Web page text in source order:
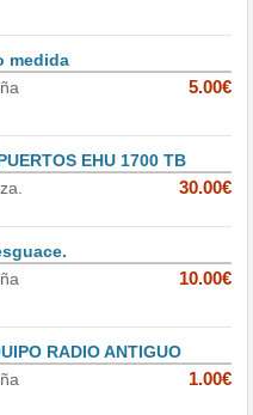
medida
5.00€
EHU 1700 TB
30.00€
10.00€
RADIO ANTIGUO
1.00€